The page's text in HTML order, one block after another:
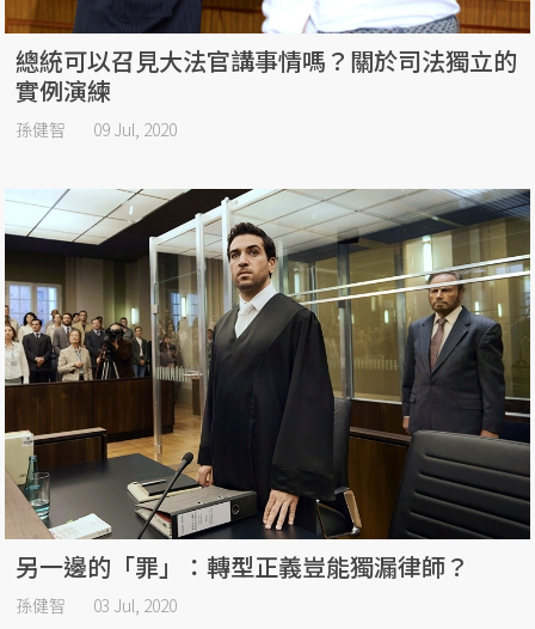
總統可以召見大法官講事情嗎？關於司法獨立的
實例演練
孫健智 09 Jul, 2020
另一邊的「罪」：轉型正義豈能獨漏律師？
孫健智 03 Jul, 2020